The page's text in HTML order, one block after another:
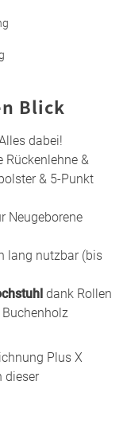
Blick
dabei!
Rückenlehne &
& 5-Punkt
Neugeborene
lang nutzbar (bis
dank Rollen
Plus X
dieser